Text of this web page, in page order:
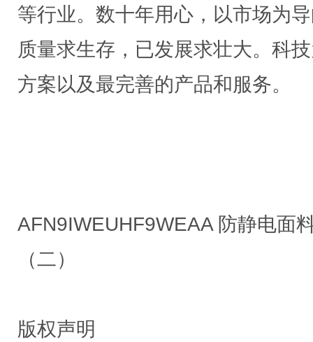
等行业。数十年用心，以市场为
质量求生存，已发展求壮大。科
方案以及最完善的产品和服务。
AFN9IWEUHF9WEAA 防静电面
（二）
版权声明